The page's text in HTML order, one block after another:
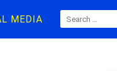
MEDIA